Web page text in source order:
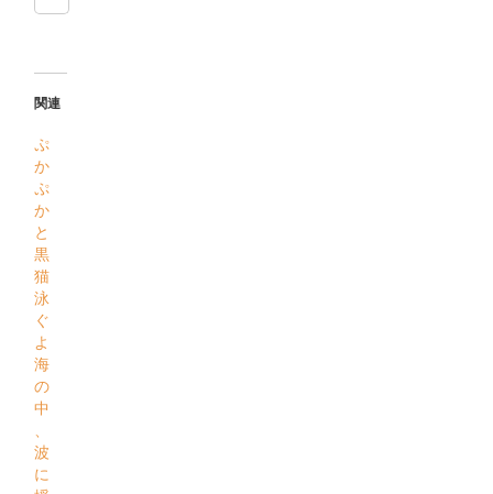
関連
ぷ
か
ぷ
か
と
黒
猫
泳
ぐ
よ
海
の
中
、
波
に